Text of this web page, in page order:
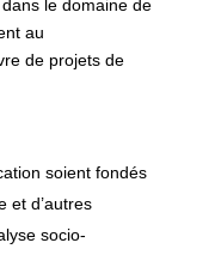
le domaine de
au
de projets de
soient fondés
et d’autres
socio-